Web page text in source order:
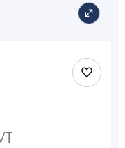
Save car